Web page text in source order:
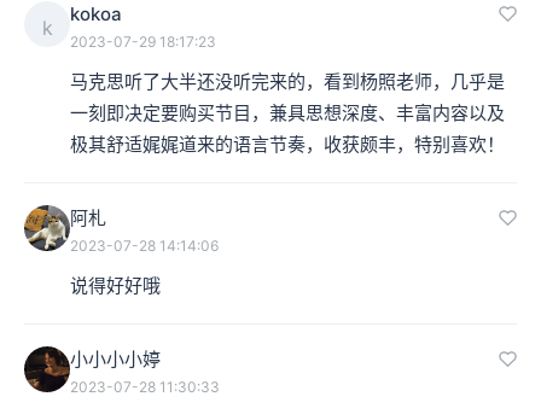
k
kokoa
2023-07-29 18:17:23
马克思听了大半还没听完来的，看到杨照老师，几乎是
一刻即决定要购买节目，兼具思想深度、丰富内容以及
极其舒适娓娓道来的语言节奏，收获颇丰，特别喜欢！
阿札
2023-07-28 14:14:06
说得好好哦
小小小小婷
2023-07-28 11:30:33